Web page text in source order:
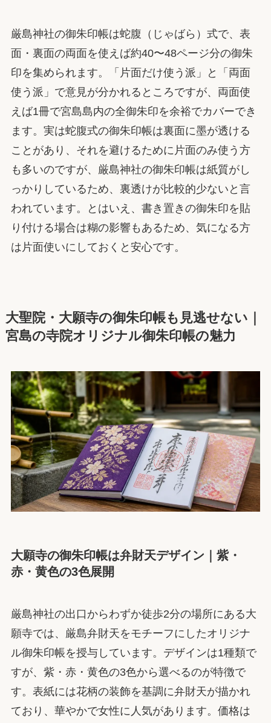
厳島神社の御朱印帳は蛇腹（じゃばら）式で、表
面・裏面の両面を使えば約40〜48ページ分の御朱
印を集められます。「片面だけ使う派」と「両面
使う派」で意見が分かれるところですが、両面使
えば1冊で宮島島内の全御朱印を余裕でカバーでき
ます。実は蛇腹式の御朱印帳は裏面に墨が透ける
ことがあり、それを避けるために片面のみ使う方
も多いのですが、厳島神社の御朱印帳は紙質がし
っかりしているため、裏透けが比較的少ないと言
われています。とはいえ、書き置きの御朱印を貼
り付ける場合は糊の影響もあるため、気になる方
は片面使いにしておくと安心です。
大聖院・大願寺の御朱印帳も見逃せない｜
宮島の寺院オリジナル御朱印帳の魅力
大願寺の御朱印帳は弁財天デザイン｜紫・
赤・黄色の3色展開
厳島神社の出口からわずか徒歩2分の場所にある大
願寺では、厳島弁財天をモチーフにしたオリジナ
ル御朱印帳を授与しています。デザインは1種類で
すが、紫・赤・黄色の3色から選べるのが特徴で
す。表紙には花柄の装飾を基調に弁財天が描かれ
ており、華やかで女性に人気があります。価格は